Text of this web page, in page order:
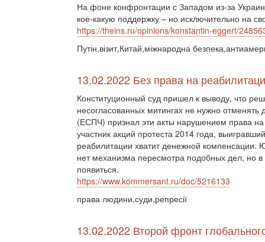
На фоне конфронтации с Западом из-за
кое-какую поддержку – но исключительно на
https://theins.ru/opinions/konstantin-eggert/
Путін,візит,Китай,міжнародна
13.02.2022 Без права на
Конституционный суд пришел к выводу, что
несогласованных митингах не нужно
(ЕСПЧ) признал эти акты нарушением права
участник акций протеста 2014 года,
реабилитации хватит денежной компенсации.
нет механизма пересмотра подобных дел, но
появиться.
https://www.kommersant.ru/doc/5216133
права людини,суди,репресії
13.02.2022 Второй фронт